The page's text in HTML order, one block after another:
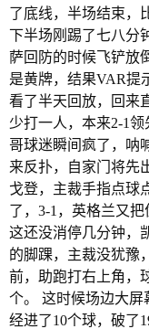
了底线，半场结束，
下半场刚踢了七八分
萨回防的时候飞铲放
是黄牌，结果VAR提
看了半天回放，回
少打一人，本来2-1
哥球迷瞬间疯了，呐
来反扑，自家门将先
戈登，主裁手指点球
了，3-1，英格兰又把
这还没消停几分钟，
的脚踝，主裁没犹豫
前，助跑打右上角，
个。 这时候场边大
经进了10个球，破了